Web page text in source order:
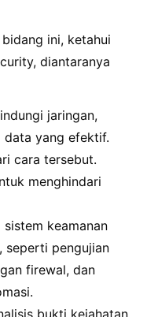
ini, ketahui
diantaranya
jaringan,
data yang efektif.
cara tersebut.
menghindari
keamanan
seperti pengujian
firewal, dan